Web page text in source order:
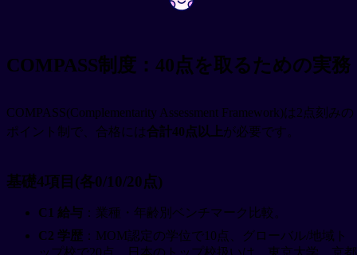
COMPASS制度：40点を取るための実務
COMPASS(Complementarity Assessment Framework)は2点刻みの
ポイント制で、合格には合計40点以上が必要です。
基礎4項目(各0/10/20点)
C1 給与 ：業種・年齢別ベンチマーク比較。
C2 学歴 ：MOM認定の学位で10点、グローバル/地域ト